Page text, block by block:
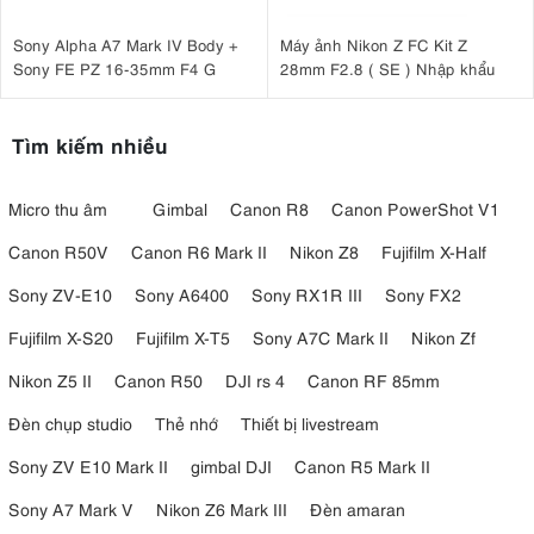
3.6. Tốc độ hồi đèn nhanh
Một yếu tố quan trọng khi chọn flash là tốc độ hồi đèn (recycle time).
công suất tối đa, cho phép nhiếp ảnh gia chụp liên tục trong các sự
X 2.4GHz, cho phép kết nối với nhiều thiết bị ánh sáng trong hệ sinh
Sony Alpha A7 Mark IV Body +
Sony FE PZ 16-35mm F4 G
Máy ảnh Nikon Z FC Kit Z
28mm F2.8 ( SE ) Nhập khẩu
Tìm kiếm nhiều
Micro thu âm Gimbal Canon R8
Canon PowerShot V1
Canon R50V
Canon R6 Mark II Nikon Z8
Fujifilm X-Half
Sony ZV-E10
Sony A6400 Sony RX1R III
Sony FX2
Fujifilm X-S20
Fujifilm X-T5 Sony A7C Mark II
Nikon Zf
Nikon Z5 II
Canon R50 DJI rs 4
Canon RF 85mm
Đèn chụp studio
Thẻ nhớ
Thiết bị livestream
Sony ZV E10 Mark II
gimbal DJI
Canon R5 Mark II
Sony A7 Mark V
Nikon Z6 Mark III
Đèn amaran